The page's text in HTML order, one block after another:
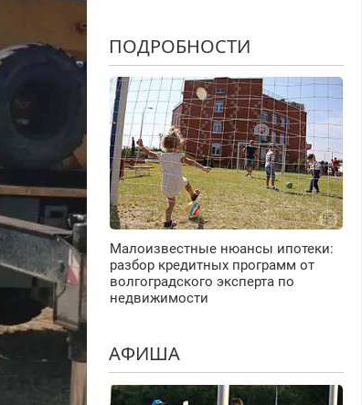
ПОДРОБНОСТИ
Малоизвестные нюансы ипотеки:
разбор кредитных программ от
волгоградского эксперта по
недвижимости
АФИША